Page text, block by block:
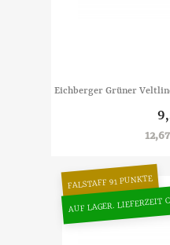
Eichberger Grüner
FALSTAFF 91 PUNKTE
AUF LAGER. LIEFERZEIT